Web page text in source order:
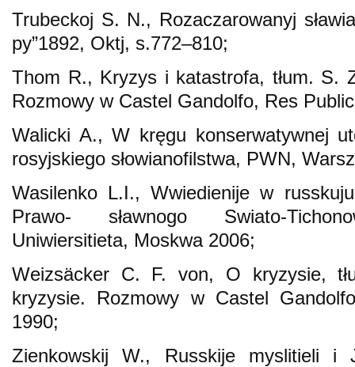
Trubeckoj S. N., Rozaczarowanyj
py”1892, Oktj, s.772–810;
Thom R., Kryzys i katastrofa, tłum. S.
Rozmowy w Castel Gandolfo, Res
Walicki A., W kręgu konserwatywnej
rosyjskiego słowianofilstwa, PWN,
Wasilenko L.I., Wwiedienije w
Prawo- sławnogo Swiato-
Uniwiersitieta, Moskwa 2006;
Weizsäcker C. F. von, O kryzysie,
kryzysie. Rozmowy w Castel
1990;
Zienkowskij W., Russkije myslitieli i